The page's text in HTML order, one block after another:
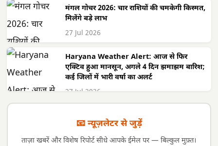
मंगल गोचर 2026: चार राशियों की चमकेगी किस्मत,
मिलेंगे बड़े लाभ
27 Jul 2026
Haryana Weather Alert: आज से फिर
एक्टिव हुआ मानसून, अगले 4 दिन झमाझम बारिश;
कई जिलों में भारी वर्षा का अलर्ट
27 Jul 2026
📧 न्यूज़लेटर से जुड़ें
ताज़ा खबरें और विशेष रिपोर्ट सीधे आपके ईमेल पर — बिल्कुल मुफ़्त।